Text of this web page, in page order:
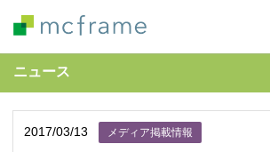
ニュース
2017/03/13 メディア掲載情報